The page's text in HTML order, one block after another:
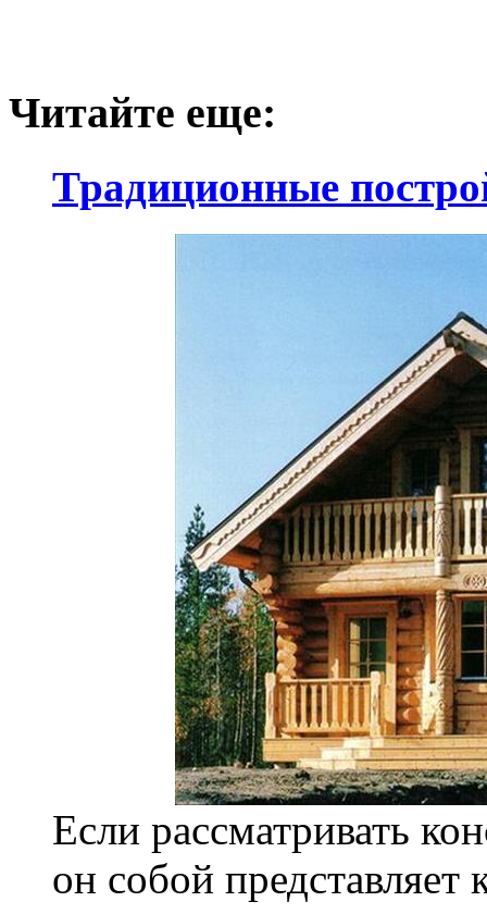
Читайте еще:
Традиционные
Если рассматривать
он собой представляет